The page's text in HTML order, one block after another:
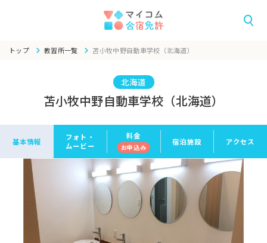
トップ 教習所一覧 苫小牧中野自動車学校（北海道）
北海道
苫小牧中野自動車学校（北海道）
基本情報
フォト・
ムービー
料金
お申込み
宿泊施設 アクセス